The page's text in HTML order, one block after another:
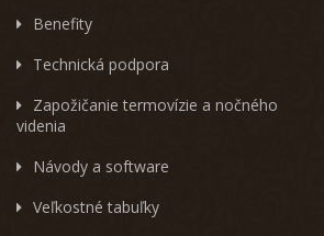
Benefity
Technická podpora
Zapožičanie termovízie a nočného
videnia
Návody a software
Veľkostné tabuľky